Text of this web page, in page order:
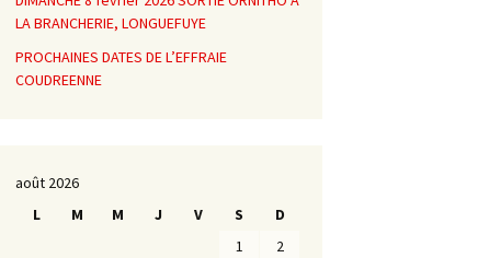
LA BRANCHERIE, LONGUEFUYE
PROCHAINES DATES DE L’EFFRAIE
COUDREENNE
août 2026
L
M M J V S
D
1
2